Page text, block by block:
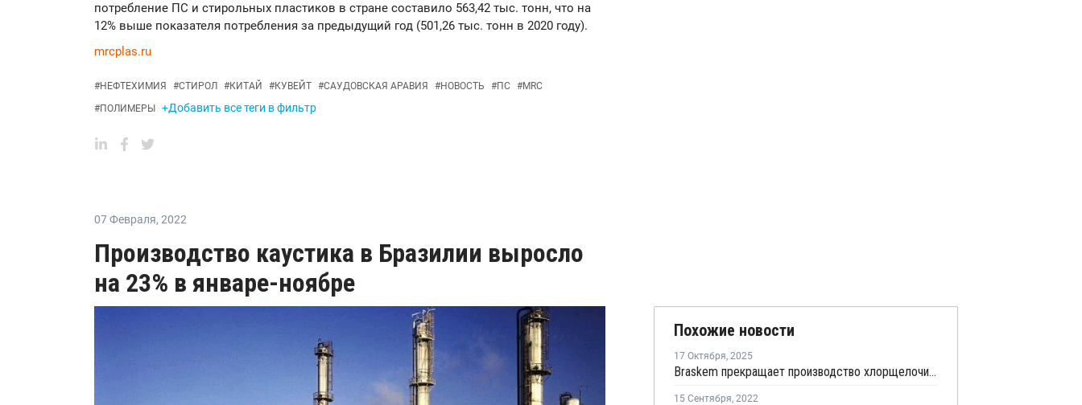
потребление ПС и стирольных пластиков в стране составило 563,42 тыс. тонн, что на
12% выше показателя потребления за предыдущий год (501,26 тыс. тонн в 2020 году).
mrcplas.ru
#НЕФТЕХИМИЯ #СТИРОЛ #КИТАЙ #КУВЕЙТ #САУДОВСКАЯ АРАВИЯ #НОВОСТЬ #ПС #MRC
#ПОЛИМЕРЫ +Добавить все теги в фильтр
07 Февраля, 2022
Производство каустика в Бразилии выросло
на 23% в январе-ноябре
Похожие новости
17 Октября, 2025
Braskem прекращает производство хлорщелочи в Бразилии
15 Сентября, 2022